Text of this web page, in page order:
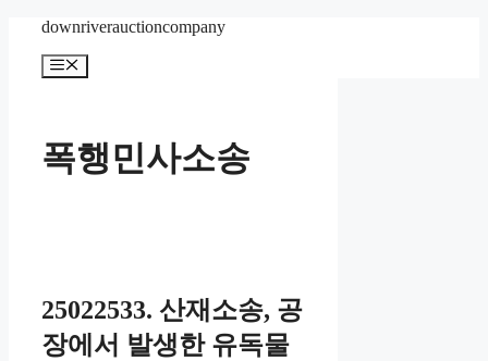
content
downriverauctioncompany
Menu
폭행민사소송
25022533. 산재소송, 공
장에서 발생한 유독물